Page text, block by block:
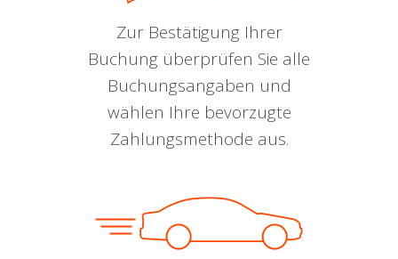
Zur Bestätigung Ihrer
Buchung überprüfen Sie alle
Buchungsangaben und
wählen Ihre bevorzugte
Zahlungsmethode aus.